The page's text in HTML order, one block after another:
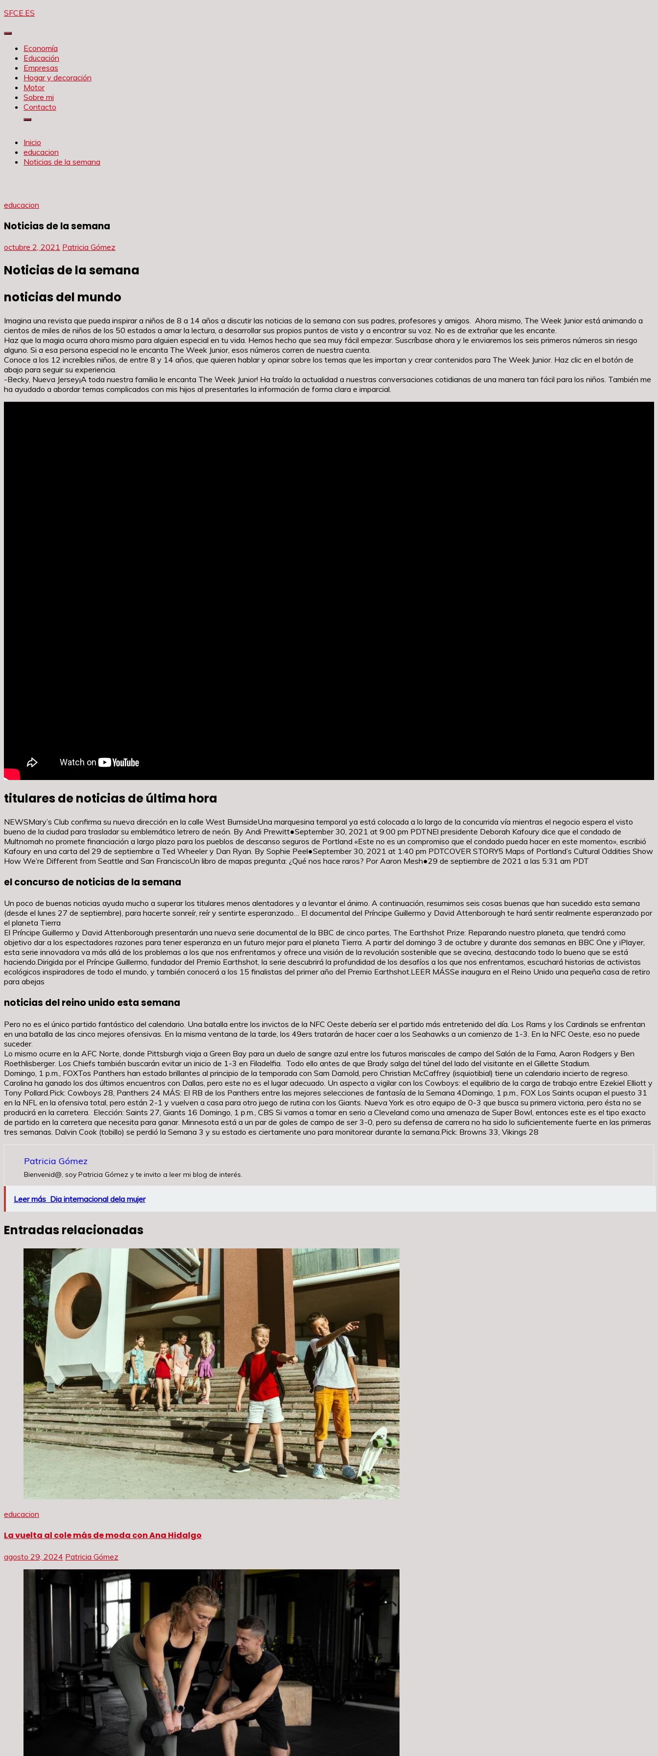
Saltar
contenido
SFCE.ES
Economía
Educación
Empresas
Hogar y decoración
Motor
Sobre mi
Contacto
Inicio
educacion
Noticias de la semana
educacion
Noticias de la semana
octubre 2, 2021 Patricia Gómez
Noticias de la semana
noticias del mundo
Imagina una revista que pueda inspirar a niños de 8 a 14 años a discutir las noticias de la semana con sus padres, profesores y amigos. Ahora mismo, The Week Junior está animando a
cientos de miles de niños de los 50 estados a amar la lectura, a desarrollar sus propios puntos de vista y a encontrar su voz. No es de extrañar que les encante.
Haz que la magia ocurra ahora mismo para alguien especial en tu vida. Hemos hecho que sea muy fácil empezar. Suscríbase ahora y le enviaremos los seis primeros números sin riesgo
alguno. Si a esa persona especial no le encanta The Week Junior, esos números corren de nuestra cuenta.
Conoce a los 12 increíbles niños, de entre 8 y 14 años, que quieren hablar y opinar sobre los temas que les importan y crear contenidos para The Week Junior. Haz clic en el botón de
abajo para seguir su experiencia.
-Becky, Nueva Jersey¡A toda nuestra familia le encanta The Week Junior! Ha traído la actualidad a nuestras conversaciones cotidianas de una manera tan fácil para los niños. También me
ha ayudado a abordar temas complicados con mis hijos al presentarles la información de forma clara e imparcial.
titulares de noticias de última hora
NEWSMary’s Club confirma su nueva dirección en la calle West BurnsideUna marquesina temporal ya está colocada a lo largo de la concurrida vía mientras el negocio espera el visto
bueno de la ciudad para trasladar su emblemático letrero de neón. By Andi Prewitt●September 30, 2021 at 9:00 pm PDTNEl presidente Deborah Kafoury dice que el condado de
Multnomah no promete financiación a largo plazo para los pueblos de descanso seguros de Portland «Este no es un compromiso que el condado pueda hacer en este momento», escribió
Kafoury en una carta del 29 de septiembre a Ted Wheeler y Dan Ryan. By Sophie Peel●September 30, 2021 at 1:40 pm PDTCOVER STORY5 Maps of Portland’s Cultural Oddities Show
How We’re Different from Seattle and San FranciscoUn libro de mapas pregunta: ¿Qué nos hace raros? Por Aaron Mesh●29 de septiembre de 2021 a las 5:31 am PDT
el concurso de noticias de la semana
Un poco de buenas noticias ayuda mucho a superar los titulares menos alentadores y a levantar el ánimo. A continuación, resumimos seis cosas buenas que han sucedido esta semana
(desde el lunes 27 de septiembre), para hacerte sonreír, reír y sentirte esperanzado… El documental del Príncipe Guillermo y David Attenborough te hará sentir realmente esperanzado por
el planeta Tierra
El Príncipe Guillermo y David Attenborough presentarán una nueva serie documental de la BBC de cinco partes, The Earthshot Prize: Reparando nuestro planeta, que tendrá como
objetivo dar a los espectadores razones para tener esperanza en un futuro mejor para el planeta Tierra. A partir del domingo 3 de octubre y durante dos semanas en BBC One y iPlayer,
esta serie innovadora va más allá de los problemas a los que nos enfrentamos y ofrece una visión de la revolución sostenible que se avecina, destacando todo lo bueno que se está
haciendo.Dirigida por el Príncipe Guillermo, fundador del Premio Earthshot, la serie descubrirá la profundidad de los desafíos a los que nos enfrentamos, escuchará historias de activistas
ecológicos inspiradores de todo el mundo, y también conocerá a los 15 finalistas del primer año del Premio Earthshot.LEER MÁSSe inaugura en el Reino Unido una pequeña casa de retiro
para abejas
noticias del reino unido esta semana
Pero no es el único partido fantástico del calendario. Una batalla entre los invictos de la NFC Oeste debería ser el partido más entretenido del día. Los Rams y los Cardinals se enfrentan
en una batalla de las cinco mejores ofensivas. En la misma ventana de la tarde, los 49ers tratarán de hacer caer a los Seahawks a un comienzo de 1-3. En la NFC Oeste, eso no puede
suceder.
Lo mismo ocurre en la AFC Norte, donde Pittsburgh viaja a Green Bay para un duelo de sangre azul entre los futuros mariscales de campo del Salón de la Fama, Aaron Rodgers y Ben
Roethlisberger. Los Chiefs también buscarán evitar un inicio de 1-3 en Filadelfia. Todo ello antes de que Brady salga del túnel del lado del visitante en el Gillette Stadium.
Domingo, 1 p.m., FOXTos Panthers han estado brillantes al principio de la temporada con Sam Darnold, pero Christian McCaffrey (isquiotibial) tiene un calendario incierto de regreso.
Carolina ha ganado los dos últimos encuentros con Dallas, pero este no es el lugar adecuado. Un aspecto a vigilar con los Cowboys: el equilibrio de la carga de trabajo entre Ezekiel Elliott y
Tony Pollard.Pick: Cowboys 28, Panthers 24 MÁS: El RB de los Panthers entre las mejores selecciones de fantasía de la Semana 4Domingo, 1 p.m., FOX Los Saints ocupan el puesto 31
en la NFL en la ofensiva total, pero están 2-1 y vuelven a casa para otro juego de rutina con los Giants. Nueva York es otro equipo de 0-3 que busca su primera victoria, pero ésta no se
producirá en la carretera. Elección: Saints 27, Giants 16 Domingo, 1 p.m., CBS Si vamos a tomar en serio a Cleveland como una amenaza de Super Bowl, entonces este es el tipo exacto
de partido en la carretera que necesita para ganar. Minnesota está a un par de goles de campo de ser 3-0, pero su defensa de carrera no ha sido lo suficientemente fuerte en las primeras
tres semanas. Dalvin Cook (tobillo) se perdió la Semana 3 y su estado es ciertamente uno para monitorear durante la semana.Pick: Browns 33, Vikings 28
Patricia Gómez
Bienvenid@, soy Patricia Gómez y te invito a leer mi blog de interés.
Leer más Dia internacional dela mujer
Entradas relacionadas
educacion
La vuelta al cole más de moda con Ana Hidalgo
agosto 29, 2024 Patricia Gómez